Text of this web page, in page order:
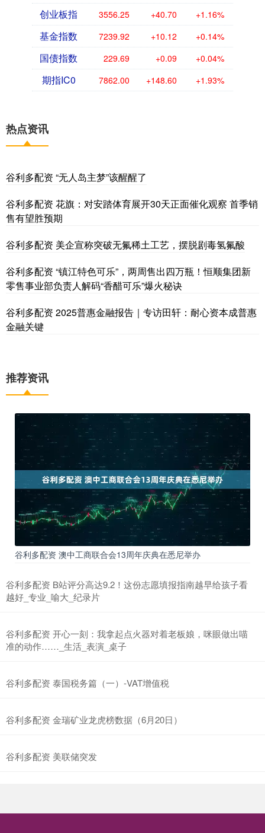
创业板指 3556.25 +40.70 +1.16%
基金指数 7239.92 +10.12 +0.14%
国债指数 229.69 +0.09 +0.04%
期指IC0 7862.00 +148.60 +1.93%
热点资讯
谷利多配资 “无人岛主梦”该醒醒了
谷利多配资 花旗：对安踏体育展开30天正面催化观察 首季销
售有望胜预期
谷利多配资 美企宣称突破无氟稀土工艺，摆脱剧毒氢氟酸
谷利多配资 “镇江特色可乐”，两周售出四万瓶！恒顺集团新
零售事业部负责人解码“香醋可乐”爆火秘诀
谷利多配资 2025普惠金融报告｜专访田轩：耐心资本成普惠
金融关键
推荐资讯
谷利多配资 澳中工商联合会13周年庆典在悉尼举办
谷利多配资 B站评分高达9.2！这份志愿填报指南越早给孩子看
越好_专业_喻大_纪录片
谷利多配资 开心一刻：我拿起点火器对着老板娘，咪眼做出喵
准的动作……_生活_表演_桌子
谷利多配资 泰国税务篇（一）-VAT增值税
谷利多配资 金瑞矿业龙虎榜数据（6月20日）
谷利多配资 美联储突发